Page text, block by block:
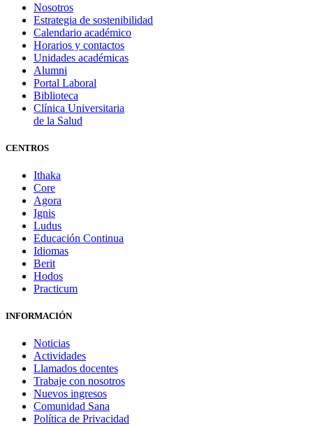
Nosotros
Estrategia de sostenibilidad
Calendario académico
Horarios y contactos
Unidades académicas
Alumni
Portal Laboral
Biblioteca
Clínica Universitaria
de la Salud
CENTROS
Ithaka
Core
Agora
Ignis
Ludus
Educación Continua
Idiomas
Berit
Hodos
Practicum
INFORMACIÓN
Noticias
Actividades
Llamados docentes
Trabaje con nosotros
Nuevos ingresos
Comunidad Sana
Política de Privacidad